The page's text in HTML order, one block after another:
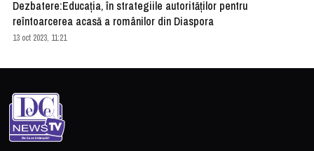
Dezbatere:Educația, în strategiile autorităților pentru
reîntoarcerea acasă a românilor din Diaspora
13 oct 2023, 11:21